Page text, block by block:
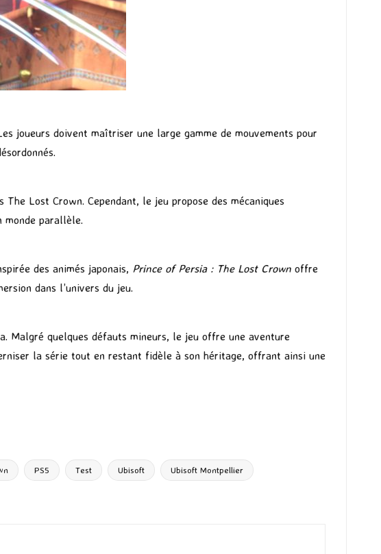
joueurs doivent maîtriser une large gamme de mouvements pour
Lost Crown. Cependant, le jeu propose des mécaniques
monde parallèle.
des animés japonais, Prince of Persia : The Lost Crown offre
dans l’univers du jeu.
Malgré quelques défauts mineurs, le jeu offre une aventure
la série tout en restant fidèle à son héritage, offrant ainsi une
PS5 Test Ubisoft Ubisoft Montpellier